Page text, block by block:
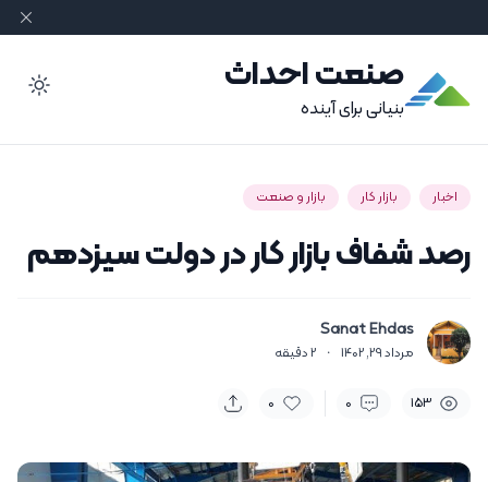
صنعت احداث
بنیانی برای آینده
اخبار بازار کار بازار و صنعت
رصد شفاف بازار کار در دولت سیزدهم
Sanat Ehdas
مرداد 29, 1402 ·
2دقیقه
153
0
0